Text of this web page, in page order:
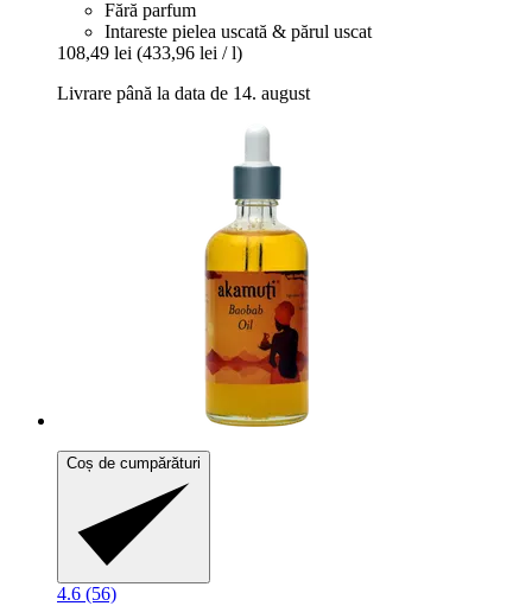
Fără parfum
Intareste pielea uscată & părul uscat
108,49 lei (433,96 lei / l)
Livrare până la data de 14. august
Coș de cumpărături
4.6 (56)